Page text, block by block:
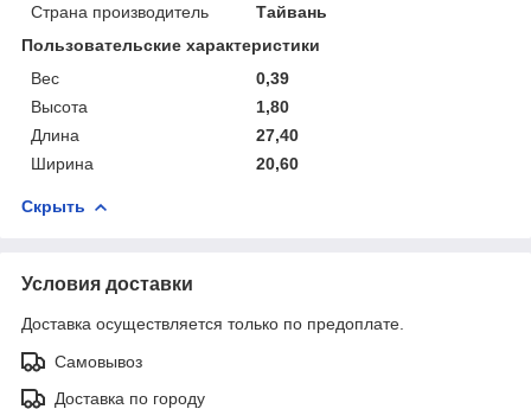
Страна производитель
Тайвань
Пользовательские характеристики
Вес
0,39
Высота
1,80
Длина
27,40
Ширина
20,60
Скрыть
Условия доставки
Доставка осуществляется только по предоплате.
Самовывоз
Доставка по городу